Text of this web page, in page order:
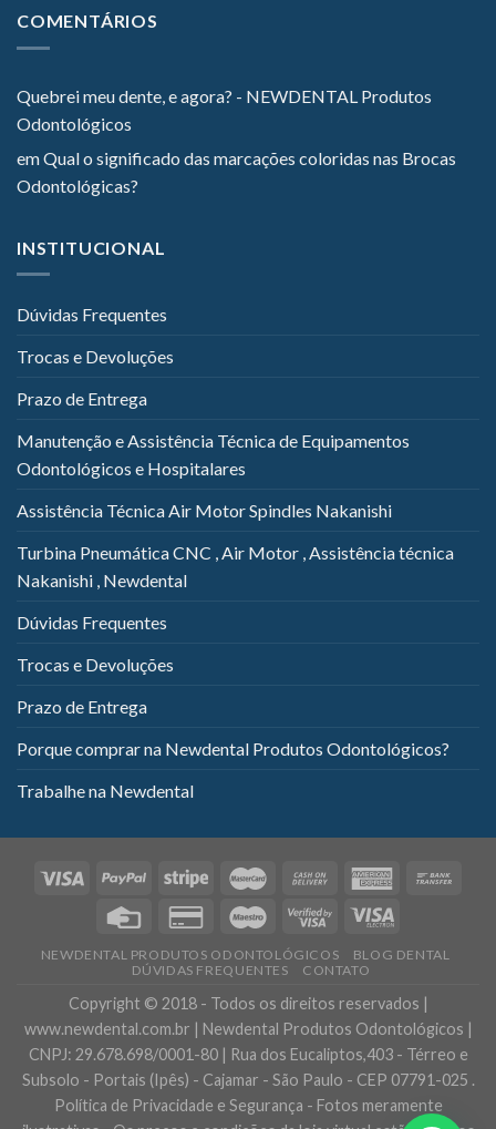
COMENTÁRIOS
Quebrei meu dente, e agora? - NEWDENTAL Produtos
Odontológicos
emQual o significado das marcações coloridas nas Brocas
Odontológicas?
INSTITUCIONAL
Dúvidas Frequentes
Trocas e Devoluções
Prazo de Entrega
Manutenção e Assistência Técnica de Equipamentos
Odontológicos e Hospitalares
Assistência Técnica Air Motor Spindles Nakanishi
Turbina Pneumática CNC , Air Motor , Assistência técnica
Nakanishi , Newdental
Dúvidas Frequentes
Trocas e Devoluções
Prazo de Entrega
Porque comprar na Newdental Produtos Odontológicos?
Trabalhe na Newdental
NEWDENTAL PRODUTOS ODONTOLÓGICOS
BLOG DENTAL
DÚVIDAS FREQUENTES
CONTATO
Copyright © 2018 - Todos os direitos reservados |
www.newdental.com.br | Newdental Produtos Odontológicos |
CNPJ: 29.678.698/0001-80 | Rua dos Eucaliptos,403 - Térreo e
Subsolo - Portais (Ipês) - Cajamar - São Paulo - CEP 07791-025 .
Política de Privacidade e Segurança - Fotos meramente